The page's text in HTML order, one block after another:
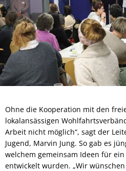
Ohne die Kooperation mit den
lokalansässigen
Arbeit nicht möglich“, sagt der
Jugend, Marvin Jung. So gab es
welchem gemeinsam Ideen für
entwickelt wurden. „Wir